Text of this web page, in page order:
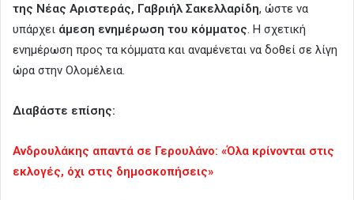
της Νέας Αριστεράς, Γαβριήλ Σακελλαρίδη, ώστε να
υπάρχει άμεση ενημέρωση του κόμματος. Η σχετική
ενημέρωση προς τα κόμματα και αναμένεται να δοθεί σε λίγη
ώρα στην Ολομέλεια.
Διαβάστε επίσης:
Ανδρουλάκης απαντά σε Γερουλάνο: «Όλα κρίνονται στις
εκλογές, όχι στις δημοσκοπήσεις»